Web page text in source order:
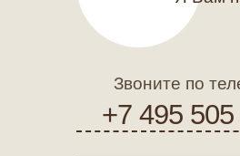
Звоните по
+7 495